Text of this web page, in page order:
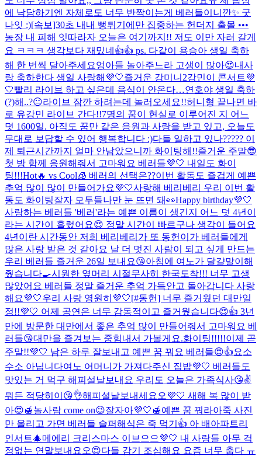
에 낙담하기엔 자체로도 너무 반짝이는게 베러들이니깐✨ 굿
나잇 :)[속보]30초 내내 뻥튀기에만 집중하는 헌더지 출몰 •••
농장 내 피해 잇따라자 오늘은 여기까지!! 저도 이만 자러 갈게
요 ㅋㅋㅋ 생각보다 재밌네👍👍 ps. 다같이 용승아 생일 축하
해 한 번씩 달아주세요엉아들 놀아주느라 고생이 많아😍내사
랑 축하한다 생일 사랑해💜🤍즐거운 강미니2강민이 콘서트💜
🤍빨리 라이브 하고 싶은데 음식이 안온다…연호야 생일 축하
(?)해..?😐라이브 잠깐 하려는데 놀러오세요!!허니형 끝나면 바
로 유강민 라이브 간다!!7명의 꿈이 현실로 이루어진 지 어느
덧 1600일. 아직도 꿈만 같은 응원과 사랑을 받고 있고, 오늘도
무대로 보답할 수 있어 행복합니다 :)다들 일하고 있나????? 이
제 퇴근시간까지 얼마 안남았으니까 화이팅해!!즐거운 주말😎
첫 방 함께 응원해줘서 고마워요 베러들💜🤍 내일도 화이
팅!!!Hot🔥 vs Cool🧊 베러의 선택은??이번 활동도 즐겁게 예쁜
추억 많이 많이 만들어가요💜🤍사랑해 베리베리 우리 이번 활
동도 화이팅잘자 모두들나만 눈 뜨면 돼👀Happy birthday💜🤍
사랑하는 베러들 '베러'라는 예쁜 이름이 생긴지 어느 덧 4년이
라는 시간이 흘렀어요😍 정말 시간이 빠르구나 생각이 들어요
4년이란 시간동안 저희 베리베리가 또 동헌이가 베러들에게
많은 사랑 받은 것 같아요 날 더 멋진 사람이 되고 싶게 만드는
우리 베러들 즐거운 26일 보내요😘아침에 여노가 달걀말이해
줬습니다🍳시원한 옆머리 시절무사히 한국도착!!! 너무 고생
많았어요 베러들 정말 즐거운 추억 가득안고 돌아갑니다 사랑
해요💜🤍우리 사랑 영원히💜🤍[#동헌] 너무 즐거웠던 대만일
정!!💜🤍 어제 공연은 너무 감동적이고 즐거웠습니다😍👍 3년
만에 방문한 대만에서 좋은 추억 많이 만들어줘서 고마워요 베
러들😘대만을 즐겨보는 중힘내서 가볼게요.화이팅!!!!!이제 곧
주말!!💜🤍 남은 하루 잘보내고 예쁜 꿈 꿔요 베러들😍👍요소
수소 아닙니다여노 어머니가 가져다주신 집밥💜🤍 베러들도
맛있는 거 먹구 해피설날보내요 우리도 오늘은 가족식사😘✌️
뭐든 적당히이😘👌해피설날보내세요오💜🤍 새해 복 많이 받
아😍🍯놀사람 come on😉잘자아💜🤍🍯예쁜 꿈 꿔라아죽 사진
만 올리고 가면 베러들 슬퍼해 식은 죽 먹기👍 아 배아파트리
인서트🎄메에리 크리스마스 이브으으💜🤍 내 사랑들 아무 걱
정없는 연말보내요오😍다들 감기 조심해요 요즘 너무 춥다 ㅠ